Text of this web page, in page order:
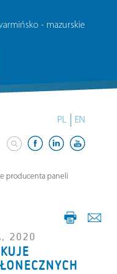
- mazurskie
PL EN
producenta paneli
2020